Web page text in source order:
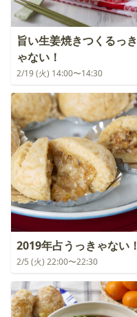
旨い生姜焼きつくるっき
ゃない！
2/19 (火) 14:00〜14:30
2019年占うっきゃない！
2/5 (火) 22:00〜22:30